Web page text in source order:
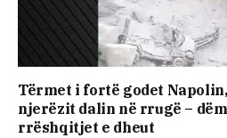
Tërmet i fortë godet
njerëzit dalin në rrugë –
rrëshqitjet e dheut